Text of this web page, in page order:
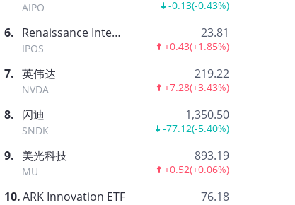
AIPO -0.13(-0.43%)
6. Renaissance International IPO ETF
IPOS
23.81
+0.43(+1.85%)
7. 英伟达
NVDA
219.22
+7.28(+3.43%)
8. 闪迪
SNDK
1,350.50
-77.12(-5.40%)
9. 美光科技
MU
893.19
+0.52(+0.06%)
10.ARK Innovation ETF 76.18